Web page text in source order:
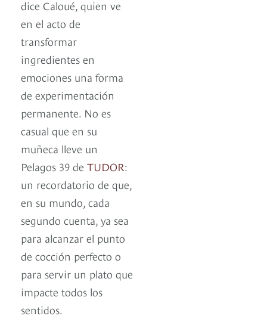
dice Caloué, quien ve
en el acto de
transformar
ingredientes en
emociones una forma
de experimentación
permanente. No es
casual que en su
muñeca lleve un
Pelagos 39 de TUDOR:
un recordatorio de que,
en su mundo, cada
segundo cuenta, ya sea
para alcanzar el punto
de cocción perfecto o
para servir un plato que
impacte todos los
sentidos.